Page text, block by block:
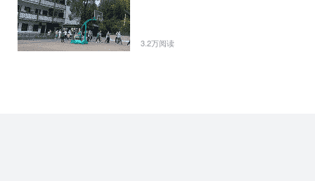
一支专业知识和实践能力过硬的“双师型”师资队伍。使学校的骨干专
3.2万阅读